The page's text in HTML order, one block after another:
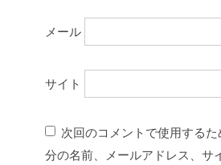
メール
サイト
次回のコメントで使用する
分の名前、メールアドレス、サ